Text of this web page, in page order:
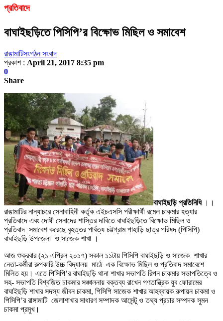
প্রতিবাদে
বাঘাইছড়িতে পিসিপি’র বিক্ষোভ মিছিল ও সমাবেশ
রাঙামাটিসংগঠন সংবাদ
প্রকাশ : April 21, 2017 8:35 pm
0
Share
বাঘাইছড়ি প্রতিনিধি।।
রাঙামাটির নান্যাচরে সেনাবাহিনী কর্তৃক এইচএসসি পরীক্ষার্থী রমেল চাকমার হত্যার
প্রতিবাদে এবং দোষী সেনাদের শাস্তির দাবিতে বাঘাইছড়িতে বিক্ষোভ মিছিল ও
প্রতিবাদ সমাবেশ করেছে বৃহত্তর পার্বত্য চট্টগ্রাম পাহাড়ি ছাত্র পরিষদ (পিসিপি)
বাঘাইছড়ি উপজেলা ও সাজেক শাখা ।
আজ শুক্রবার (২১ এপ্রিল ২০১৭) সকাল ১১টায় পিসিপি বাঘাইছড়ি ও সাজেক শাখার
নেতা-কর্মীরা রুপকারি উচ্চ বিদ্যালয় মাঠে এক বিক্ষোভ মিছিল ও প্রতিবাদ সমাবেশে
মিলিত হয়। এতে পিসিপি’র বাঘাইছড়ি থানা শাখার সভাপতি রিপন চাকমার সভাপতিত্বে ও
সহ- সভাপতি বিশ্বজিত চাকমার সঞ্চালনায় বক্তব্য রাখেন গণতান্ত্রিক যুব ফোরামের
বাঘাইছড়ি শাখার সদস্য জীবন চাকমা, পিসিপি সাজেক শাখার আহব্বায়ক রুপায়ন চাকমা ও
পিসিপি’র রাঙ্গামাটি জেলাশাখার সাধারণ সম্পাদক আসেন্টু ও তথ্য প্রচার সম্পদক সুমন
চাকমা প্রমুখ।